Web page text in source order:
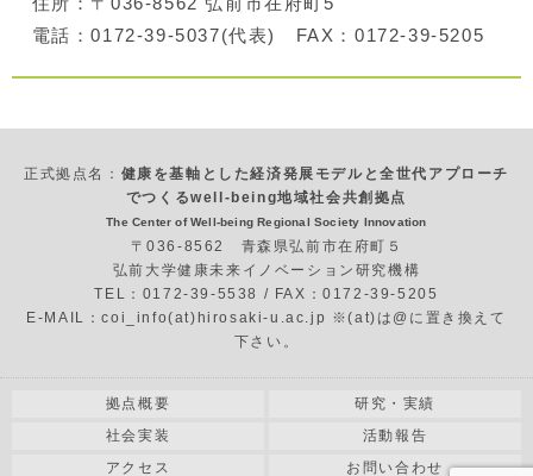
電話：0172-39-5037(代表) FAX：0172-39-5205
正式拠点名： 健康を基軸とした経済発展モデルと全世代アプローチ
でつくるwell-being地域社会共創拠点
The Center of Well-being Regional Society Innovation
〒036-8562 青森県弘前市在府町５
弘前大学健康未来イノベーション研究機構
TEL：0172-39-5538 / FAX：0172-39-5205
E-MAIL：coi_info(at)hirosaki-u.ac.jp ※(at)は@に置き換えて
下さい。
拠点概要
研究・実績
社会実装
活動報告
アクセス
お問い合わせ